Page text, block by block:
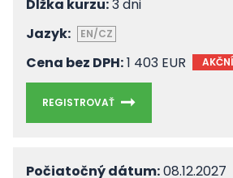
Dĺžka kurzu:3 dni
Jazyk:
EN/CZ
Cena bez DPH:1 403 EUR
REGISTROVAŤ
Počiatočný dátum:08.12.2027